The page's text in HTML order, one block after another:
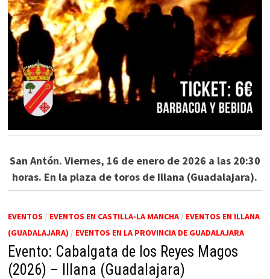
San Antón. Viernes, 16 de enero de 2026 a las 20:30
horas. En la plaza de toros de Illana (Guadalajara).
EVENTOS / EVENTOS EN CASTILLA-LA MANCHA/ EVENTOS EN ILLANA
(GUADALAJARA) / EVENTOS EN LA PROVINCIA DE GUADALAJARA
Evento: Cabalgata de los Reyes Magos
(2026) – Illana (Guadalajara)